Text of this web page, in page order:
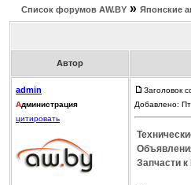
Список форумов АW.BY » Японские
Автор
admin
Администрация
цитировать
Заголовок
Добавлено:
Запчасти к